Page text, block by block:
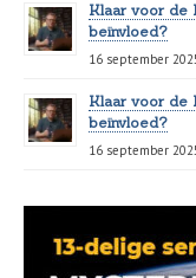
Klaar voor de
beïnvloed?
16 september
Klaar voor de
beïnvloed?
16 september